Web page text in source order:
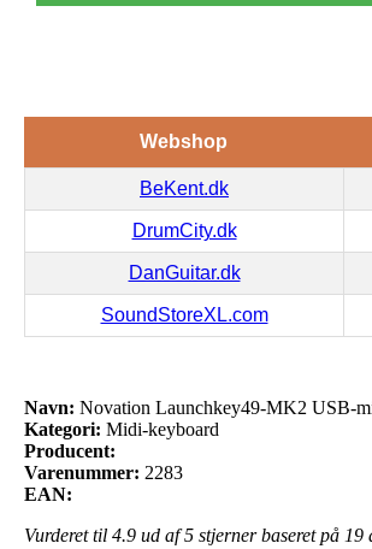
Webshop
BeKent.dk
DrumCity.dk
DanGuitar.dk
SoundStoreXL.com
Navn: Novation Launchkey49-MK2 USB-
Kategori: Midi-keyboard
Producent:
Varenummer: 2283
EAN:
Vurderet til 4.9 ud af 5 stjerner baseret på 19